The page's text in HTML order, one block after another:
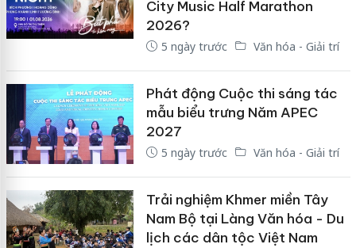
City Music Half Marathon
2026?
5 ngày trước Văn hóa - Giải trí
Phát động Cuộc thi sáng tác
mẫu biểu trưng Năm APEC
2027
5 ngày trước Văn hóa - Giải trí
Trải nghiệm Khmer miền Tây
Nam Bộ tại Làng Văn hóa - Du
lịch các dân tộc Việt Nam